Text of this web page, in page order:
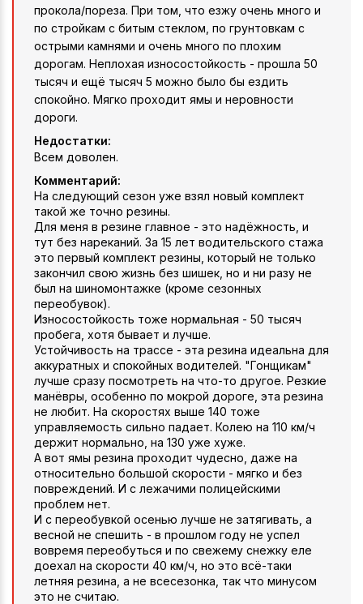
прокола/пореза. При том, что езжу очень много и
по стройкам с битым стеклом, по грунтовкам с
острыми камнями и очень много по плохим
дорогам. Неплохая износостойкость - прошла 50
тысяч и ещё тысяч 5 можно было бы ездить
спокойно. Мягко проходит ямы и неровности
дороги.
Недостатки:
Всем доволен.
Комментарий:
На следующий сезон уже взял новый комплект
такой же точно резины.
Для меня в резине главное - это надёжность, и
тут без нареканий. За 15 лет водительского стажа
это первый комплект резины, который не только
закончил свою жизнь без шишек, но и ни разу не
был на шиномонтажке (кроме сезонных
переобувок).
Износостойкость тоже нормальная - 50 тысяч
пробега, хотя бывает и лучше.
Устойчивость на трассе - эта резина идеальна для
аккуратных и спокойных водителей. "Гонщикам"
лучше сразу посмотреть на что-то другое. Резкие
манёвры, особенно по мокрой дороге, эта резина
не любит. На скоростях выше 140 тоже
управляемость сильно падает. Колею на 110 км/ч
держит нормально, на 130 уже хуже.
А вот ямы резина проходит чудесно, даже на
относительно большой скорости - мягко и без
повреждений. И с лежачими полицейскими
проблем нет.
И с переобувкой осенью лучше не затягивать, а
весной не спешить - в прошлом году не успел
вовремя переобуться и по свежему снежку еле
доехал на скорости 40 км/ч, но это всё-таки
летняя резина, а не всесезонка, так что минусом
это не считаю.